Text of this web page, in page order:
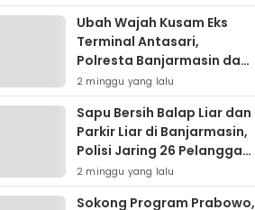
Tim Gabungan
Ubah Wajah Kusam Eks
Terminal Antasari,
Polresta Banjarmasin dan
Warga Sapu Bersih
Tumpukan Sampah
2 minggu yang lalu
Sapu Bersih Balap Liar dan
Parkir Liar di Banjarmasin,
Polisi Jaring 26 Pelanggar
dalam Semalam
2 minggu yang lalu
Sokong Program Prabowo,